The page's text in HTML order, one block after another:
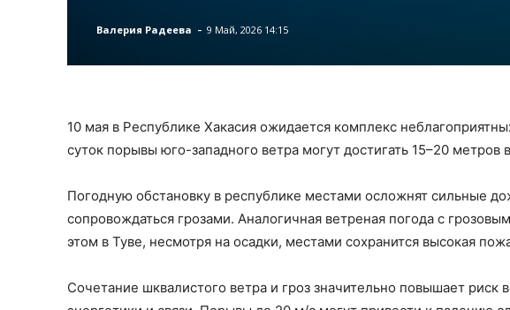
Валерия Радеева - 9 Май, 2026 14:15
10 мая в Республике Хакасия ожидается комплекс
суток порывы юго-западного ветра могут достигать 15–20 метров
Погодную обстановку в республике местами осложнят сильные
сопровождаться грозами. Аналогичная ветреная погода с
этом в Туве, несмотря на осадки, местами сохранится высокая
Сочетание шквалистого ветра и гроз значительно повышает риск